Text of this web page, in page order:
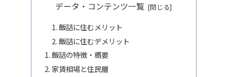
データ・コンテンツ一覧
飯詰に住むメリット
飯詰に住むデメリット
飯詰の特徴・概要
家賃相場と住民層